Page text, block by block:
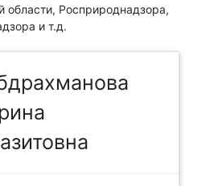
области, Росприроднадзора,
и т.д.